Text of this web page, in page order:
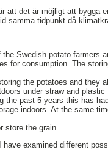
att det är möjligt att bygga
samma tidpunkt då
the Swedish potato farmers
for consumption. The
the potatoes and they
under straw and plastic
the past 5 years this has
indoors. At the same
store the grain.
have examined different